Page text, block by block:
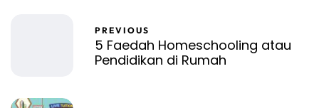
PREVIOUS
5 Faedah Homeschooling atau
Pendidikan di Rumah